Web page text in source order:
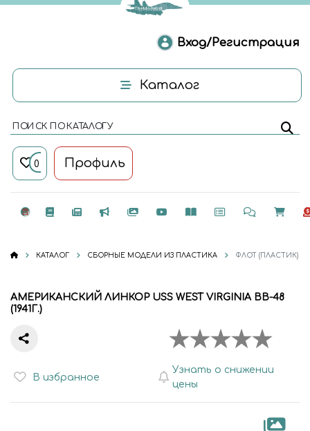
Вход/Регистрация
Каталог
ПОИСК ПО КАТАЛОГУ
0 Профиль
КАТАЛОГ СБОРНЫЕ МОДЕЛИ ИЗ ПЛАСТИКА ФЛОТ (ПЛАСТИК)
АМЕРИКАНСКИЙ ЛИНКОР USS WEST VIRGINIA BB-48
(1941Г.)
В избранное
Узнать о снижении
цены